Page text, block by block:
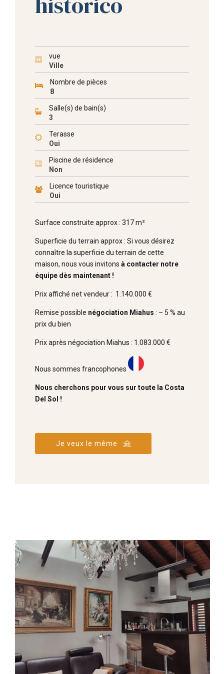
vue
Ville
Nombre de pièces
8
Salle(s) de bain(s)
3
Terasse
Oui
Piscine de résidence
Non
Licence touristique
Oui
Surface construite approx : 317 m²
Superficie du terrain approx : Si vous désirez
connaître la superficie du terrain de cette
maison, nous vous invitons à contacter notre
équipe dès maintenant !
Prix affiché net vendeur : 1.140.000 €
Remise possible négociation Miahus : – 5 % au
prix du bien
Prix après négociation Miahus : 1.083.000 €
Nous sommes francophones
Nous cherchons pour vous sur toute la Costa
Del Sol !
Je veux le même